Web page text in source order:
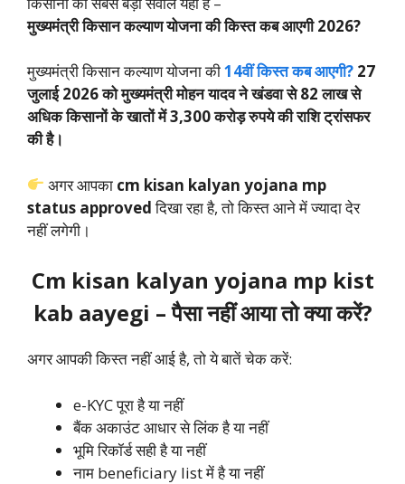
मुख्यमंत्री किसान कल्याण योजना की किस्त कब आएगी 2026?
मुख्यमंत्री किसान कल्याण योजना की14वीं किस्त कब आएगी? 27
जुलाई 2026 को मुख्यमंत्री मोहन यादव ने खंडवा से 82 लाख से
अधिक किसानों के खातों में 3,300 करोड़ रुपये की राशि ट्रांसफर
की है।
अगर आपका cm kisan kalyan yojana mp
status approvedदिखा रहा है, तो किस्त आने में ज्यादा देर
नहीं लगेगी।
Cm kisan kalyan yojana mp kist
kab aayegi – पैसा नहीं आया तो क्या करें?
अगर आपकी किस्त नहीं आई है, तो ये बातें चेक करें:
e-KYC पूरा है या नहीं
बैंक अकाउंट आधार से लिंक है या नहीं
भूमि रिकॉर्ड सही है या नहीं
नाम beneficiary list में है या नहीं